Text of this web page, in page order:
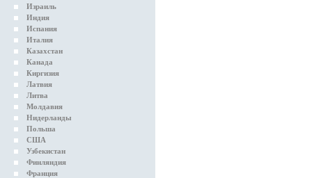
Израиль
Индия
Испания
Италия
Казахстан
Канада
Киргизия
Латвия
Литва
Молдавия
Нидерланды
Польша
США
Узбекистан
Финляндия
Франция